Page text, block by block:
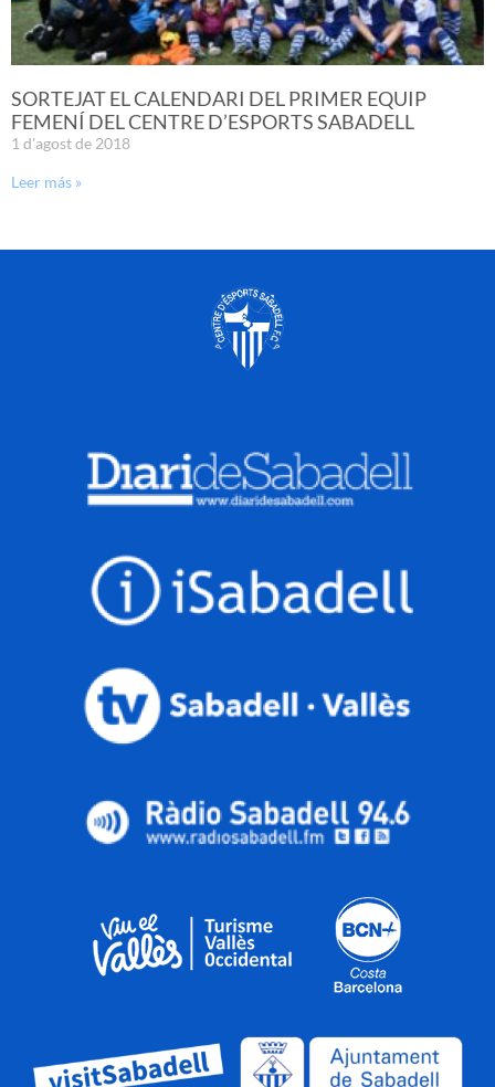
SORTEJAT EL CALENDARI DEL PRIMER EQUIP
FEMENÍ DEL CENTRE D’ESPORTS SABADELL
1 d'agost de 2018
Leer más »